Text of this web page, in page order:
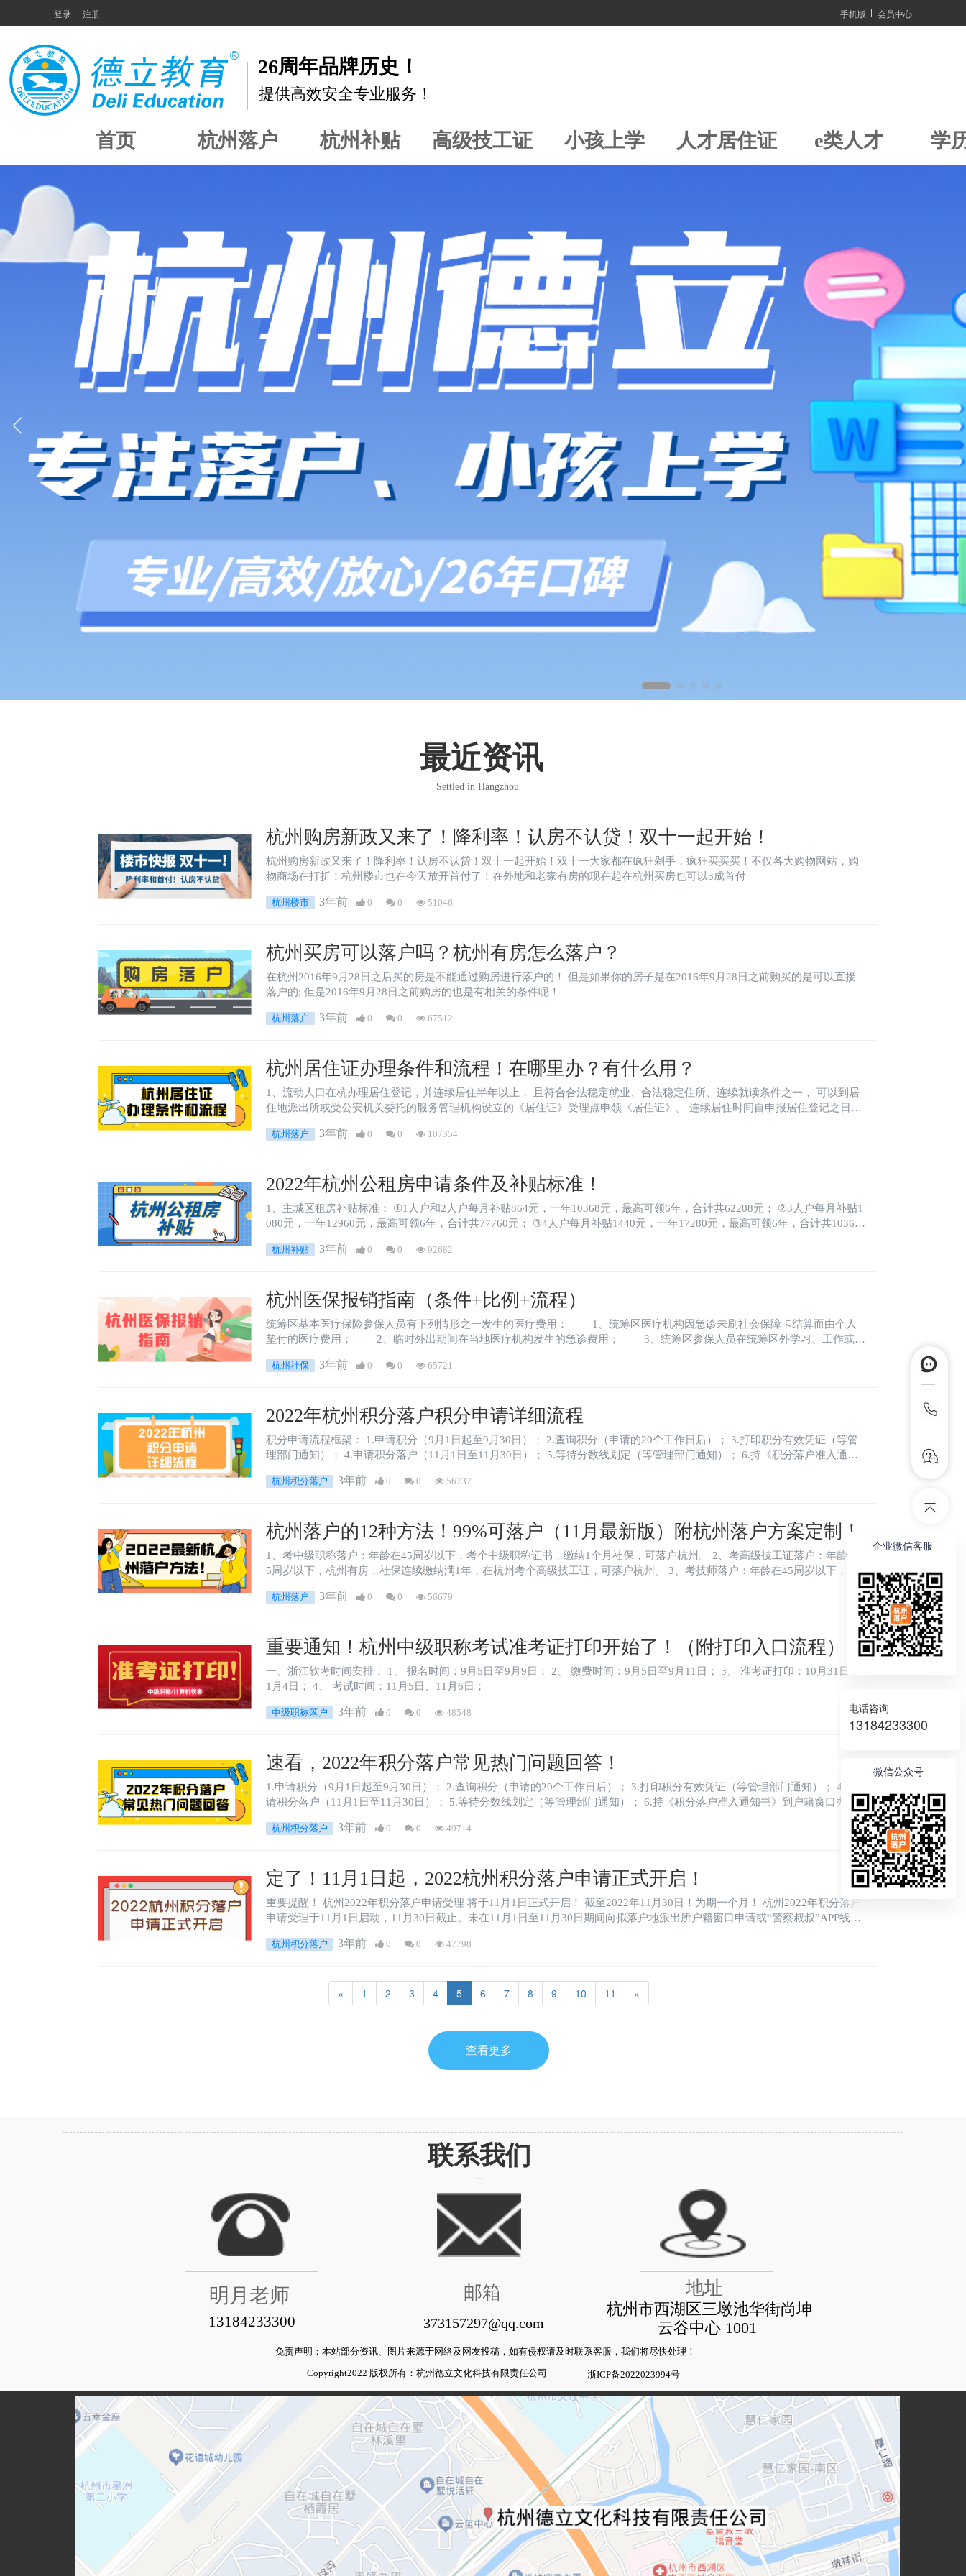
登录 注册 手机版 会员中心
26周年品牌历史！
提供高效安全专业服务！
首页 杭州落户 杭州补贴 高级技工证 小孩上学 人才居住证 e类人才 学
最近资讯
Settled in Hangzhou
查看更多
杭州购房新政又来了！降利率！认房不认贷！双十一起开始！
杭州购房新政又来了！降利率！认房不认贷！双十一起开始！双十一大家都在疯狂剁手，疯狂买买买！不仅各大购物网站，购
物商场在打折！杭州楼市也在今天放开首付了！在外地和老家有房的现在起在杭州买房也可以3成首付
杭州楼市 3年前 0 0 51046
杭州买房可以落户吗？杭州有房怎么落户？
在杭州2016年9月28日之后买的房是不能通过购房进行落户的！ 但是如果你的房子是在2016年9月28日之前购买的是可以直接
落户的; 但是2016年9月28日之前购房的也是有相关的条件呢！
杭州落户 3年前 0 0 67512
杭州居住证办理条件和流程！在哪里办？有什么用？
1、流动人口在杭办理居住登记，并连续居住半年以上， 且符合合法稳定就业、合法稳定住所、连续就读条件之一， 可以到居
住地派出所或受公安机关委托的服务管理机构设立的《居住证》受理点申领《居住证》。 连续居住时间自申报居住登记之日起
浙江省居住证。
杭州落户 3年前 0 0 107354
2022年杭州公租房申请条件及补贴标准！
1、主城区租房补贴标准： ①1人户和2人户每月补贴864元，一年10368元，最高可领6年，合计共62208元； ②3人户每月补贴1
080元，一年12960元，最高可领6年，合计共77760元； ③4人户每月补贴1440元，一年17280元，最高可领6年，合计共103680
杭州补贴 3年前 0 0 92682
杭州医保报销指南（条件+比例+流程）
统筹区基本医疗保险参保人员有下列情形之一发生的医疗费用： 1、统筹区医疗机构因急诊未刷社会保障卡结算而由个人
垫付的医疗费用； 2、临时外出期间在当地医疗机构发生的急诊费用； 3、统筹区参保人员在统筹区外学习、工作或居
的跨省异地定点医疗机构就医发生的个人垫付费用。
杭州社保 3年前 0 0 65721
2022年杭州积分落户积分申请详细流程
积分申请流程框架： 1.申请积分（9月1日起至9月30日）； 2.查询积分（申请的20个工作日后）； 3.打印积分有效凭证（等管
理部门通知）； 4.申请积分落户（11月1日至11月30日）； 5.等待分数线划定（等管理部门通知）； 6.持《积分落户准入通知
杭州积分落户 3年前 0 0 56737
杭州落户的12种方法！99%可落户（11月最新版）附杭州落户方案定制！
1、考中级职称落户：年龄在45周岁以下，考个中级职称证书，缴纳1个月社保，可落户杭州。 2、考高级技工证落户：年龄在3
5周岁以下，杭州有房，社保连续缴纳满1年，在杭州考个高级技工证，可落户杭州。 3、考技师落户：年龄在45周岁以下，杭
杭州落户 3年前 0 0 56679
重要通知！杭州中级职称考试准考证打印开始了！（附打印入口流程）
一、浙江软考时间安排： 1、 报名时间：9月5日至9月9日； 2、 缴费时间：9月5日至9月11日； 3、 准考证打印：10月31日至1
1月4日； 4、 考试时间：11月5日、11月6日；
中级职称落户 3年前 0 0 48548
速看，2022年积分落户常见热门问题回答！
1.申请积分（9月1日起至9月30日）； 2.查询积分（申请的20个工作日后）； 3.打印积分有效凭证（等管理部门通知）； 4.申
请积分落户（11月1日至11月30日）； 5.等待分数线划定（等管理部门通知）； 6.持《积分落户准入通知书》到户籍窗口办理
杭州积分落户 3年前 0 0 49714
定了！11月1日起，2022杭州积分落户申请正式开启！
重要提醒！ 杭州2022年积分落户申请受理 将于11月1日正式开启！ 截至2022年11月30日！为期一个月！ 杭州2022年积分落户
申请受理于11月1日启动，11月30日截止。未在11月1日至11月30日期间向拟落户地派出所户籍窗口申请或“警察叔叔”APP线上
杭州积分落户 3年前 0 0 47798
« 1 2 3 4 5 6 7 8 9 10 11 »
企业微信客服
电话咨询
13184233300
微信公众号
明月老师
13184233300 373157297@qq.com
邮箱
杭州市西湖区三墩池华街尚坤
云谷中心 1001
地址
联系我们
免责声明：本站部分资讯、图片来源于网络及网友投稿，如有侵权请及时联系客服，我们将尽快处理！
Copyright2022 版权所有：杭州德立文化科技有限责任公司
浙ICP备2022023994号